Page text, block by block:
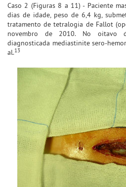
Caso 2 (Figuras 8 a 11) - Paciente
dias de idade, peso de 6,4 kg,
tratamento de tetralogia de Fallot
novembro de 2010. No oitavo
diagnosticada mediastinite sero-
al.13